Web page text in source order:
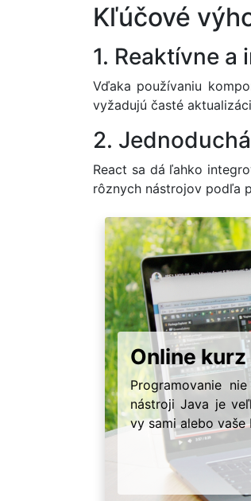
Kľúčové
1. Reaktívne
Vďaka používaniu
vyžadujú časté
2.
React sa dá ľahko
rôznych nástrojov podľa
Online
Programovanie
nástroji Java je
vy sami alebo